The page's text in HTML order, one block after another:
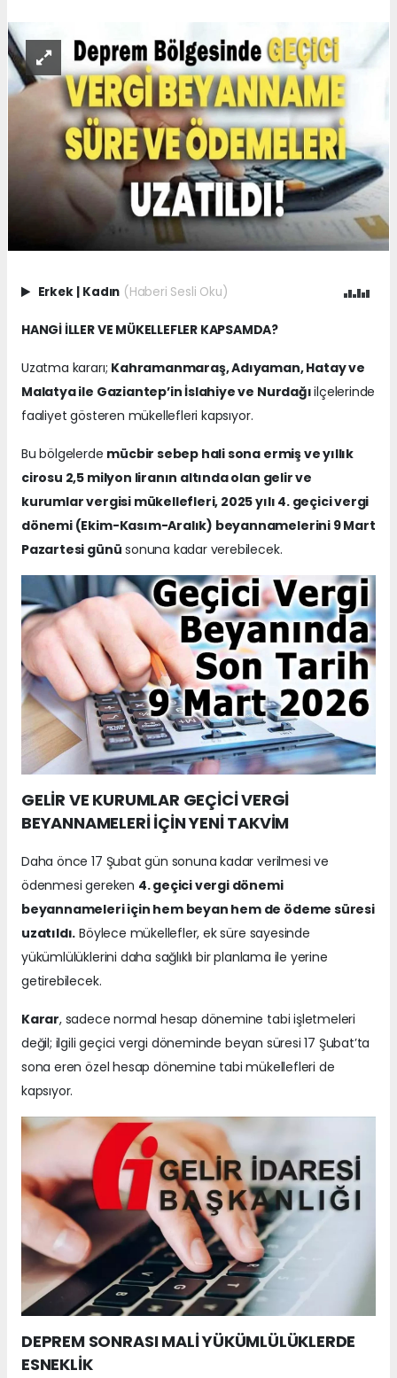
Erkek | Kadın (Haberi Sesli Oku)
HANGİ İLLER VE MÜKELLEFLER KAPSAMDA?
Uzatma kararı; Kahramanmaraş, Adıyaman, Hatay ve
Malatya ile Gaziantep’in İslahiye ve Nurdağıilçelerinde
faaliyet gösteren mükellefleri kapsıyor.
Bu bölgelerde mücbir sebep hali sona ermiş ve yıllık
cirosu 2,5 milyon liranın altında olan gelir ve
kurumlar vergisi mükellefleri, 2025 yılı 4. geçici vergi
dönemi (Ekim-Kasım-Aralık) beyannamelerini 9 Mart
Pazartesi günü sonuna kadar verebilecek.
GELİR VE KURUMLAR GEÇİCİ VERGİ
BEYANNAMELERİ İÇİN YENİ TAKVİM
Daha önce 17 Şubat gün sonuna kadar verilmesi ve
ödenmesi gereken 4. geçici vergi dönemi
beyannameleri için hem beyan hem de ödeme süresi
uzatıldı. Böylece mükellefler, ek süre sayesinde
yükümlülüklerini daha sağlıklı bir planlama ile yerine
getirebilecek.
Karar, sadece normal hesap dönemine tabi işletmeleri
değil; ilgili geçici vergi döneminde beyan süresi 17 Şubat’ta
sona eren özel hesap dönemine tabi mükellefleri de
kapsıyor.
DEPREM SONRASI MALİ YÜKÜMLÜLÜKLERDE
ESNEKLİK